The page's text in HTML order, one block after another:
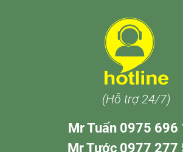
(Hỗ trợ 24/7)
Mr Tuấn 0975 696
Mr Tước 0977 277